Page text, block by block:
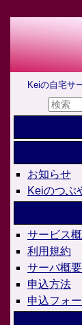
Keiの自宅サ
お知らせ
Keiのつぶ
サービス
利用規約
サーバ概要
申込方法
申込フォ